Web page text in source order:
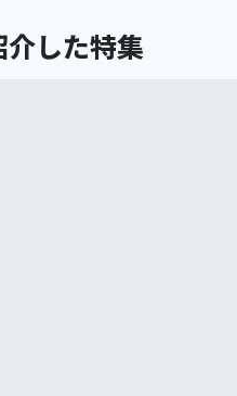
した特集